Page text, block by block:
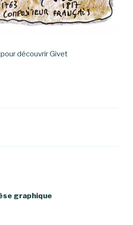
découvrir Givet
graphique